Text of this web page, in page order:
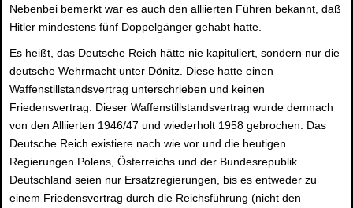
Nebenbei bemerkt war es auch den alliierten Führen bekannt, daß
Hitler mindestens fünf Doppelgänger gehabt hatte.
Es heißt, das Deutsche Reich hätte nie kapituliert, sondern nur die
deutsche Wehrmacht unter Dönitz. Diese hatte einen
Waffenstillstandsvertrag unterschrieben und keinen
Friedensvertrag. Dieser Waffenstillstandsvertrag wurde demnach
von den Alliierten 1946/47 und wiederholt 1958 gebrochen. Das
Deutsche Reich existiere nach wie vor und die heutigen
Regierungen Polens, Österreichs und der Bundesrepublik
Deutschland seien nur Ersatzregierungen, bis es entweder zu
einem Friedensvertrag durch die Reichsführung (nicht den